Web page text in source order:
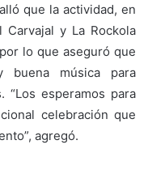
que la actividad, en
y La Rockola
lo que aseguró que
música para
“Los esperamos para
celebración que
agregó.